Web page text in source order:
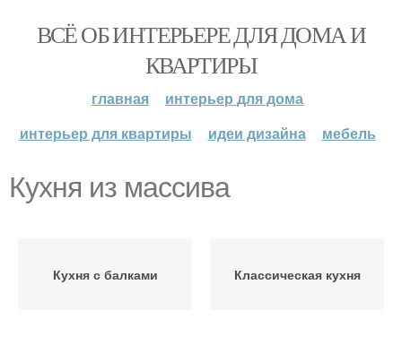
ВСЁ ОБ ИНТЕРЬЕРЕ ДЛЯ ДОМА И
КВАРТИРЫ
главная
интерьер для дома
интерьер для квартиры
идеи дизайна мебель
Кухня из массива
Кухня с балками Классическая кухня